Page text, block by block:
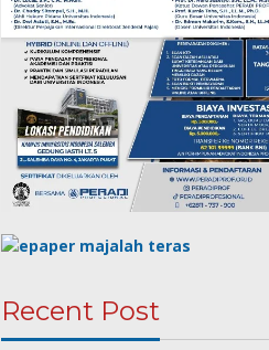
Recent Post